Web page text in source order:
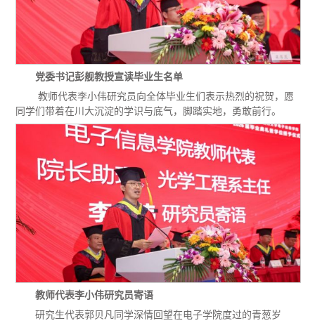
党委书记彭舰教授宣读毕业生名单
教师代表李小伟研究员向全体毕业生们表示热烈的祝贺，愿
同学们带着在川大沉淀的学识与底气，脚踏实地，勇敢前行。
教师代表李小伟研究员寄语
研究生代表郭贝凡同学深情回望在电子学院度过的青葱岁